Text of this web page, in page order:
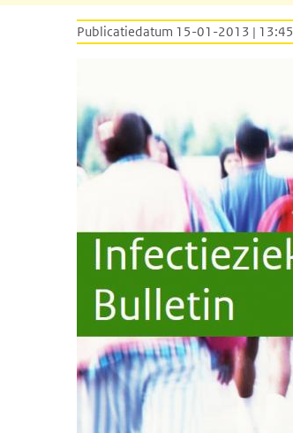
Publicatiedatum 15-01-2013 | 13:45